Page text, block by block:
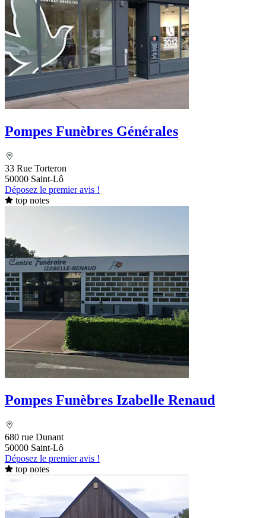
Pompes Funèbres Générales
33 Rue Torteron
50000 Saint-Lô
Déposez le premier avis !
top notes
Pompes Funèbres Izabelle Renaud
680 rue Dunant
50000 Saint-Lô
Déposez le premier avis !
top notes